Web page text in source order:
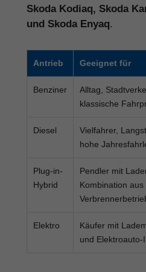
Skoda Kodiaq, Skoda
und Skoda Enyaq.
Antrieb Geeignet für
Benziner
Alltag,
klassische
Diesel
Vielfahrer,
hohe
Plug-in-
Hybrid
Pendler mit
Kombination
Elektro
Käufer mit
und Elektroauto-